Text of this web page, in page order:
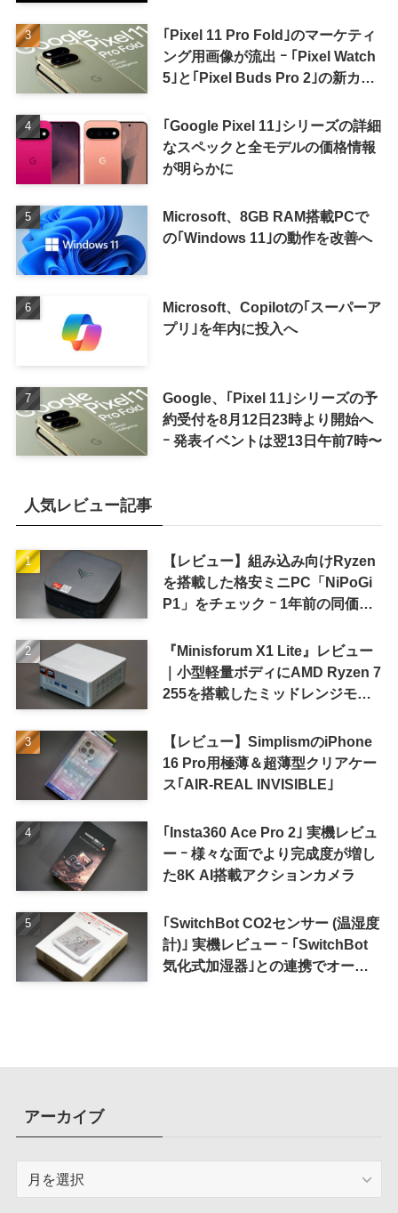
｢Pixel 11 Pro Fold｣のマーケティ
ング用画像が流出 ｰ ｢Pixel Watch
5｣と｢Pixel Buds Pro 2｣の新カラ
｢Google Pixel 11｣シリーズの詳細
なスペックと全モデルの価格情報
が明らかに
Microsoft、8GB RAM搭載PCで
の｢Windows 11｣の動作を改善へ
Microsoft、Copilotの｢スーパーア
プリ｣を年内に投入へ
Google、｢Pixel 11｣シリーズの予
約受付を8月12日23時より開始へ
ｰ 発表イベントは翌13日午前7時〜
人気レビュー記事
【レビュー】組み込み向けRyzen
を搭載した格安ミニPC「NiPoGi
P1」をチェック ｰ 1年前の同価格
『Minisforum X1 Lite』レビュー
｜小型軽量ボディにAMD Ryzen 7
255を搭載したミッドレンジモデ
【レビュー】SimplismのiPhone
16 Pro用極薄＆超薄型クリアケー
ス｢AIR-REAL INVISIBLE｣
｢Insta360 Ace Pro 2｣ 実機レビュ
ー ｰ 様々な面でより完成度が増し
た8K AI搭載アクションカメラ
｢SwitchBot CO2センサー (温湿度
計)｣ 実機レビュー ｰ ｢SwitchBot
気化式加湿器｣との連携でオート
アーカイブ